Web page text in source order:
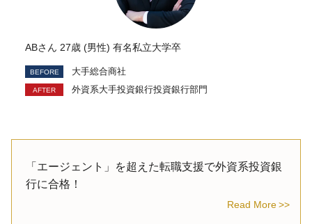
ABさん 27歳 (男性) 有名私立大学卒
大手総合商社
外資系大手投資銀行投資銀行部門
「エージェント」を超えた転職支援で外資系投資銀
行に合格！
Read More